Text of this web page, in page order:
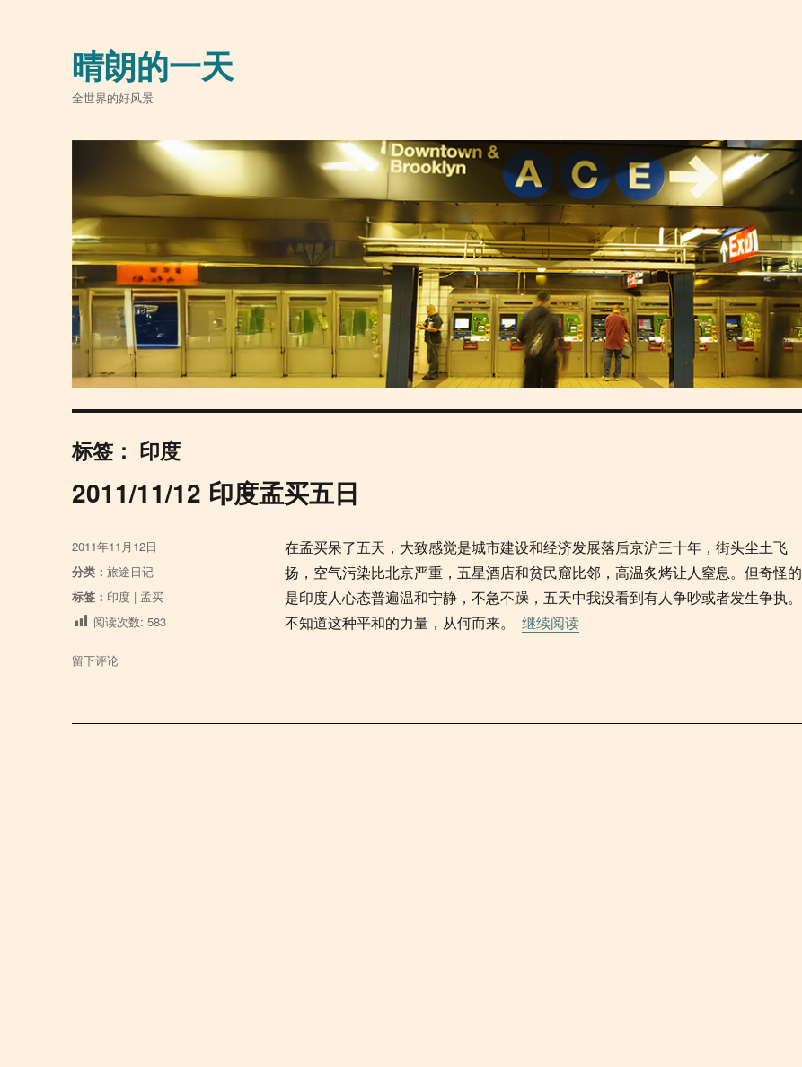
晴朗的一天
全世界的好风景
标签： 印度
2011/11/12 印度孟买五日
在孟买呆了五天，大致感觉是城市建设和经济发展落后京沪三十年，街头尘土飞
扬，空气污染比北京严重，五星酒店和贫民窟比邻，高温炙烤让人窒息。但奇怪的
是印度人心态普遍温和宁静，不急不躁，五天中我没看到有人争吵或者发生争执。
不知道这种平和的力量，从何而来。 ​​​​ 继续阅读“2011/11/12 印度孟买五日”
发
布
于
2011年11月12日
分
类
分类：旅途日记
标
标签： 印度 | 孟买
阅读次数: 583
于
留下评论